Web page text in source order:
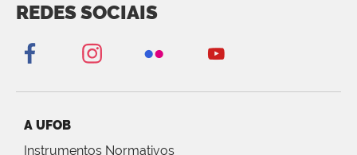
REDES SOCIAIS
A UFOB
Instrumentos Normativos